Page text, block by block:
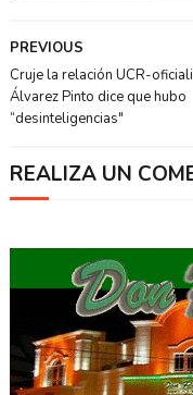
PREVIOUS
Cruje la relación UCR-
Álvarez Pinto dice que hubo
“desinteligencias"
REALIZA UN